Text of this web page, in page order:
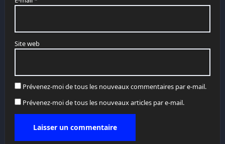
Site web
Prévenez-moi de tous les nouveaux commentaires par e-mail.
Prévenez-moi de tous les nouveaux articles par e-mail.